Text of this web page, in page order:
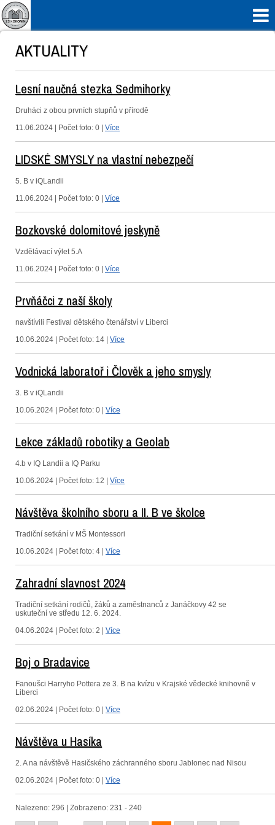
AKTUALITY
Lesní naučná stezka Sedmihorky
Druháci z obou prvních stupňů v přírodě
11.06.2024 | Počet foto: 0 | Více
LIDSKÉ SMYSLY na vlastní nebezpečí
5. B v iQLandii
11.06.2024 | Počet foto: 0 | Více
Bozkovské dolomitové jeskyně
Vzdělávací výlet 5.A
11.06.2024 | Počet foto: 0 | Více
Prvňáčci z naší školy
navštívili Festival dětského čtenářství v Liberci
10.06.2024 | Počet foto: 14 | Více
Vodnická laboratoř i Člověk a jeho smysly
3. B v iQLandii
10.06.2024 | Počet foto: 0 | Více
Lekce základů robotiky a Geolab
4.b v IQ Landii a IQ Parku
10.06.2024 | Počet foto: 12 | Více
Návštěva školního sboru a II. B ve školce
Tradiční setkání v MŠ Montessori
10.06.2024 | Počet foto: 4 | Více
Zahradní slavnost 2024
Tradiční setkání rodičů, žáků a zaměstnanců z Janáčkovy 42 se
uskuteční ve středu 12. 6. 2024.
04.06.2024 | Počet foto: 2 | Více
Boj o Bradavice
Fanoušci Harryho Pottera ze 3. B na kvízu v Krajské vědecké knihovně v
Liberci
02.06.2024 | Počet foto: 0 | Více
Návštěva u Hasíka
2. A na návštěvě Hasičského záchranného sboru Jablonec nad Nisou
02.06.2024 | Počet foto: 0 | Více
Nalezeno: 296 | Zobrazeno: 231 - 240
